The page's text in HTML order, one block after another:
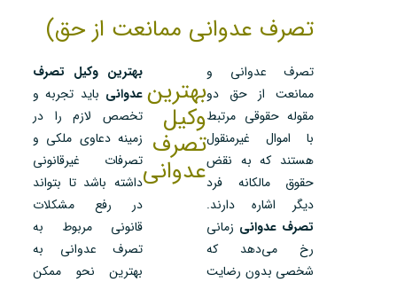
تصرف عدوانی ممانعت از حق)
تصرف عدوانی و
ممانعت از حق دو
مقوله حقوقی مرتبط
با اموال غیرمنقول
هستند که به نقض
حقوق مالکانه فرد
دیگر اشاره دارند.
تصرف عدوانی زمانی
رخ می‌دهد که
شخصی بدون رضایت
بهترین
وکیل
تصرف
عدوانی
بهترین وکیل تصرف
عدوانی باید تجربه و
تخصص لازم را در
زمینه دعاوی ملکی و
تصرفات غیرقانونی
داشته باشد تا بتواند
در رفع مشکلات
قانونی مربوط به
تصرف عدوانی به
بهترین نحو ممکن